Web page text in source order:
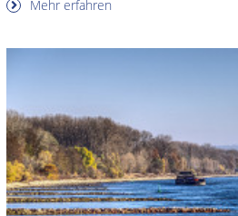
Mehr erfahren